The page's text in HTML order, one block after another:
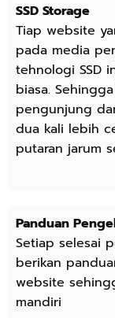
SSD Storage
Tiap website
pada media
tehnologi SSD
biasa.
pengunjung
dua kali lebih
putaran jarum
Panduan
Setiap selesai
berikan
website
mandiri